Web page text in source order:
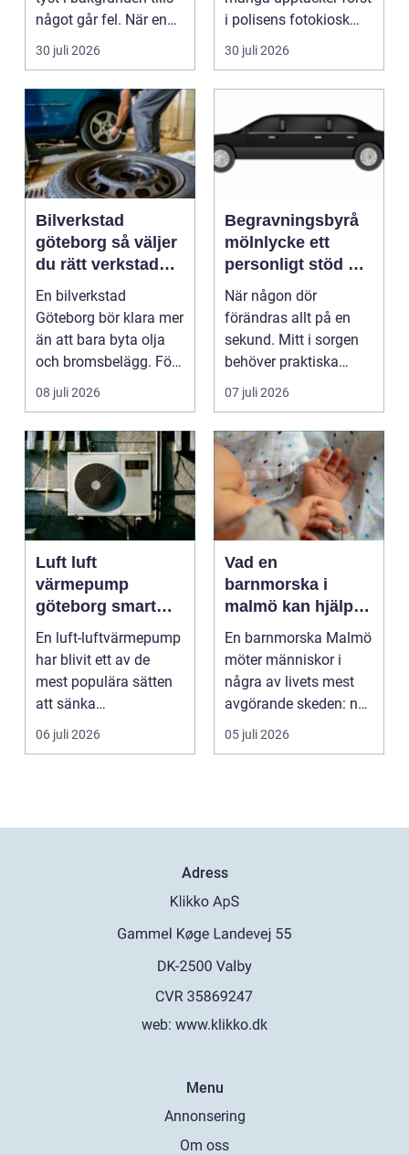
något går fel. När en
pump stannar hand...
30 juli 2026
i polisens fotokiosk
eller hos fotografen...
30 juli 2026
Bilverkstad
göteborg så väljer
du rätt verkstad
för din bil
En bilverkstad
Göteborg bör klara mer
än att bara byta olja
och bromsbelägg. För
många bilägare i oc...
08 juli 2026
Begravningsbyrå
mölnlycke ett
personligt stöd när
någon gått bort
När någon dör
förändras allt på en
sekund. Mitt i sorgen
behöver praktiska
frågor få svar: var ska
b...
07 juli 2026
Luft luft
värmepump
göteborg smart
värme för
kustklimat
En luft-luftvärmepump
har blivit ett av de
mest populära sätten
att sänka
uppvärmningskostnad
er och ...
06 juli 2026
Vad en
barnmorska i
malmö kan hjälpa
till med genom
livets olika faser
En barnmorska Malmö
möter människor i
några av livets mest
avgörande skeden: när
en graviditet plane...
05 juli 2026
Adress
web: www.klikko.dk
Menu
Annonsering
Om oss